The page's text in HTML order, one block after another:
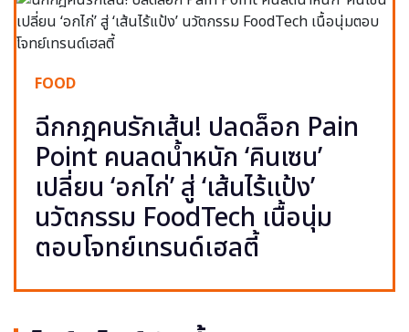
FOOD
ฉีกกฎคนรักเส้น! ปลดล็อก Pain
Point คนลดน้ำหนัก ‘คินเซน’
เปลี่ยน ‘อกไก่’ สู่ ‘เส้นไร้แป้ง’
นวัตกรรม FoodTech เนื้อนุ่ม
ตอบโจทย์เทรนด์เฮลตี้